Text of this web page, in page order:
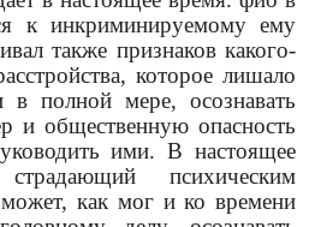
к инкриминируемому ему
также признаков какого-
которое лишало
в полной мере, осознавать
и общественную опасность
ими. В настоящее
психическим
может, как мог и ко времени